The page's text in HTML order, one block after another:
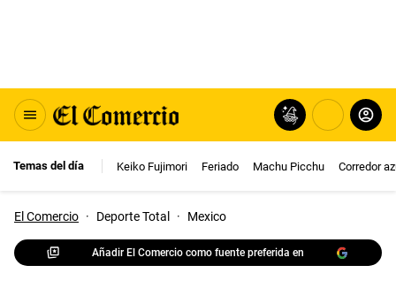
Temas del día Keiko Fujimori Feriado Machu Picchu Corredor
El Comercio · Deporte Total · Mexico
Añadir El Comercio como fuente preferida en